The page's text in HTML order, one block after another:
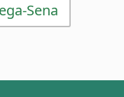
Sena